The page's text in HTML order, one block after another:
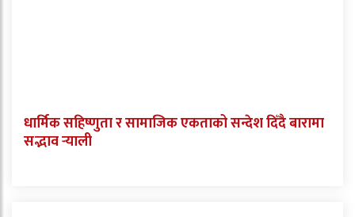
धार्मिक सहिष्णुता र सामाजिक एकताको सन्देश दिँदै बारामा
सद्भाव र्‍याली